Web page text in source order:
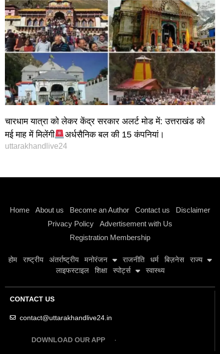
चारधाम यात्रा को लेकर केंद्र सरकार अलर्ट मोड में: उत्तराखंड को
मई माह में मिलेंगी
अर्धसैनिक बल की 15 कंपनियां।
uttarakhandlive24
Home About us Become an Author Contact us
Disclaimer
Privacy Policy
Advertisement with Us
Registration Membership
होम राष्ट्रीय अंतर्राष्ट्रीय मनोरंजन राजनीति धर्म बिज़नेस
राज्य
लाइफस्टाइल
शिक्षा स्पोर्ट्स स्वास्थ्य
CONTACT US
contact@uttarakhandlive24.in
DOWNLOAD OUR APP